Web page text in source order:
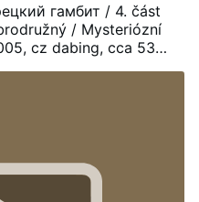
гамбит / 4. část
/ Mysteriózní
cz dabing, cca 53